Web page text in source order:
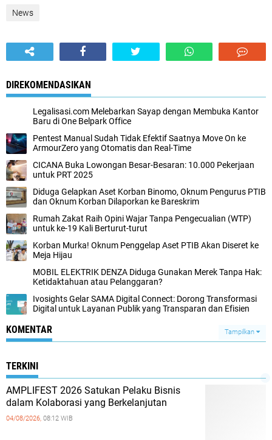
News
DIREKOMENDASIKAN
Legalisasi.com Melebarkan Sayap dengan Membuka Kantor
Baru di One Belpark Office
Pentest Manual Sudah Tidak Efektif Saatnya Move On ke
ArmourZero yang Otomatis dan Real-Time
CICANA Buka Lowongan Besar-Besaran: 10.000 Pekerjaan
untuk PRT 2025
Diduga Gelapkan Aset Korban Binomo, Oknum Pengurus PTIB
dan Oknum Korban Dilaporkan ke Bareskrim
Rumah Zakat Raih Opini Wajar Tanpa Pengecualian (WTP)
untuk ke-19 Kali Berturut-turut
Korban Murka! Oknum Penggelap Aset PTIB Akan Diseret ke
Meja Hijau
MOBIL ELEKTRIK DENZA Diduga Gunakan Merek Tanpa Hak:
Ketidaktahuan atau Pelanggaran?
Ivosights Gelar SAMA Digital Connect: Dorong Transformasi
Digital untuk Layanan Publik yang Transparan dan Efisien
KOMENTAR Tampilkan
TERKINI
AMPLIFEST 2026 Satukan Pelaku Bisnis
dalam Kolaborasi yang Berkelanjutan
04/08/2026, 08:12 WIB